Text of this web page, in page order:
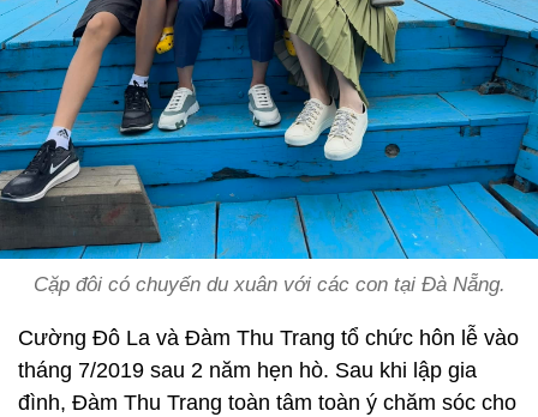
Cặp đôi có chuyến du xuân với các con tại Đà Nẵng.
Cường Đô La và Đàm Thu Trang tổ chức hôn lễ vào
tháng 7/2019 sau 2 năm hẹn hò. Sau khi lập gia
đình, Đàm Thu Trang toàn tâm toàn ý chăm sóc cho